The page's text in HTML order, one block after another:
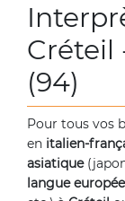
Créteil
(94)
Pour tous vos
en italien-
asiatique
langue